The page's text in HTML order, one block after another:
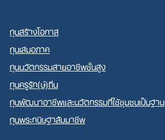
ทุนสร้างโอกาส
ทุนเสมอภาค
ทุนนวัตกรรมสายอาชีพชั้นสูง
ทุนครูรัก(ษ์)ถิ่น
ทุนพัฒนาอาชีพและนวัตกรรมที่ใช้ชุมชนเป็นฐาน
ทุนพระกนิษฐาสัมมาชีพ